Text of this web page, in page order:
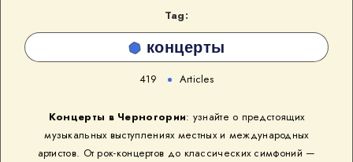
Tag:
концерты
419 Articles
Концерты в Черногории: узнайте о предстоящих
музыкальных выступлениях местных и международных
артистов. От рок-концертов до классических симфоний —